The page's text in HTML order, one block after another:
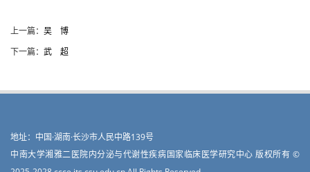
上一篇： 吴 博
下一篇： 武 超
地址：中国·湖南·长沙市人民中路139号
中南大学湘雅二医院内分泌与代谢性疾病国家临床医学研究中心 版权所有 ©